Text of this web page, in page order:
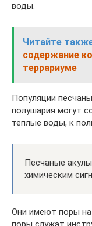
воды.
Читайте
содержание
террариуме
Популяции
полушария могут
теплые воды, к
Песчаные
химическим
Они имеют поры на